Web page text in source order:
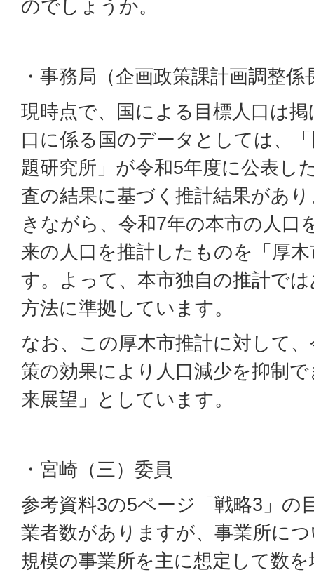
のでしょうか。
・事務局（企画政策課計画調整係
現時点で、国による目標人口は
口に係る国のデータとしては、
題研究所」が令和5年度に公表し
査の結果に基づく推計結果があ
きながら、令和7年の本市の人口
来の人口を推計したものを「厚
す。よって、本市独自の推計で
方法に準拠しています。
なお、この厚木市推計に対して
策の効果により人口減少を抑制
来展望」としています。
・宮崎（三）委員
参考資料3の5ページ「戦略3」の
業者数がありますが、事業所に
規模の事業所を主に想定して数